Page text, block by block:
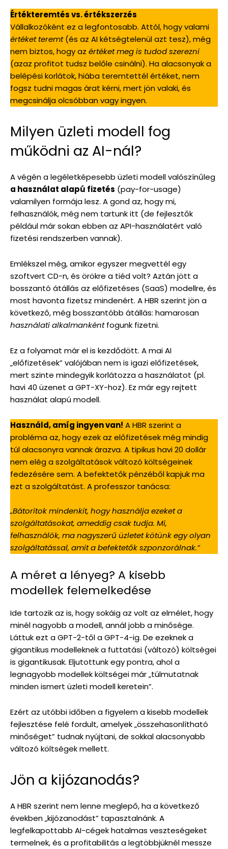
Értékteremtés vs. értékszerzés
Vállalkozóként ez a legfontosabb. Attól, hogy valami
értéket teremt(és az AI kétségtelenül azt tesz), még
nem biztos, hogy az értéket meg is tudod szerezni
(azaz profitot tudsz belőle csinálni). Ha alacsonyak a
belépési korlátok, hiába teremtettél értéket, nem
fogsz tudni magas árat kérni, mert jön valaki, és
megcsinálja olcsóbban vagy ingyen.
Milyen üzleti modell fog
működni az AI-nál?
A végén a legéletképesebb üzleti modell valószínűleg
a használat alapú fizetés (pay-for-usage)
valamilyen formája lesz. A gond az, hogy mi,
felhasználók, még nem tartunk itt (de fejlesztők
például már sokan ebben az API-használatért való
fizetési rendszerben vannak).
Emlékszel még, amikor egyszer megvettél egy
szoftvert CD-n, és örökre a tiéd volt? Aztán jött a
bosszantó átállás az előfizetéses (SaaS) modellre, és
most havonta fizetsz mindenért. A HBR szerint jön a
következő, még bosszantóbb átállás: hamarosan
használati alkalmankéntfogunk fizetni.
Ez a folyamat már el is kezdődött. A mai AI
„előfizetések” valójában nem is igazi előfizetések,
mert szinte mindegyik korlátozza a használatot (pl.
havi 40 üzenet a GPT-XY-hoz). Ez már egy rejtett
használat alapú modell.
Használd, amíg ingyen van! A HBR szerint a
probléma az, hogy ezek az előfizetések még mindig
túl alacsonyra vannak árazva. A tipikus havi 20 dollár
nem elég a szolgáltatások változó költségeinek
fedezésére sem. A befektetők pénzéből kapjuk ma
ezt a szolgáltatást. A professzor tanácsa:
„Bátorítok mindenkit, hogy használja ezeket a
szolgáltatásokat, ameddig csak tudja. Mi,
felhasználók, ma nagyszerű üzletet kötünk egy olyan
szolgáltatással, amit a befektetők szponzorálnak.”
A méret a lényeg? A kisebb
modellek felemelkedése
Ide tartozik az is, hogy sokáig az volt az elmélet, hogy
minél nagyobb a modell, annál jobb a minősége.
Láttuk ezt a GPT-2-től a GPT-4-ig. De ezeknek a
gigantikus modelleknek a futtatási (változó) költségei
is gigantikusak. Eljutottunk egy pontra, ahol a
legnagyobb modellek költségei már „túlmutatnak
minden ismert üzleti modell keretein”.
Ezért az utóbbi időben a figyelem a kisebb modellek
fejlesztése felé fordult, amelyek „összehasonlítható
minőséget” tudnak nyújtani, de sokkal alacsonyabb
változó költségek mellett.
Jön a kijózanodás?
A HBR szerint nem lenne meglepő, ha a következő
években „kijózanodást” tapasztalnánk. A
legfelkapottabb AI-cégek hatalmas veszteségeket
termelnek, és a profitabilitás a legtöbbjüknél messze